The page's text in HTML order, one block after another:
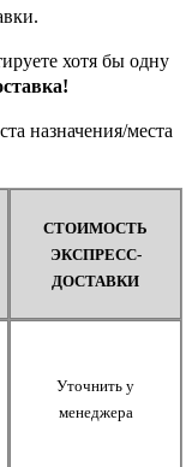
хотя бы одну
назначения/места
СТОИМОСТЬ
ЭКСПРЕСС-
ДОСТАВКИ
Уточнить у
менеджера